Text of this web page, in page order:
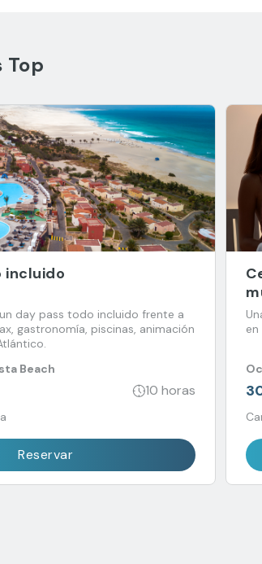
Top
incluido
day pass todo incluido frente a
gastronomía, piscinas, animación
Beach
10 horas
Reservar